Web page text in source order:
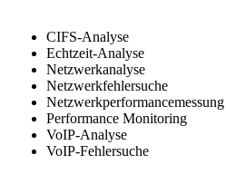
CIFS-Analyse
Echtzeit-Analyse
Netzwerkanalyse
Netzwerkfehlersuche
Netzwerkperformancemessung
Performance Monitoring
VoIP-Analyse
VoIP-Fehlersuche